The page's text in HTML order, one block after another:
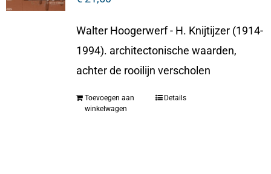
Walter Hoogerwerf - H. Knijtijzer (1914-
1994). architectonische waarden,
achter de rooilijn verscholen
Toevoegen aan
winkelwagen
Details